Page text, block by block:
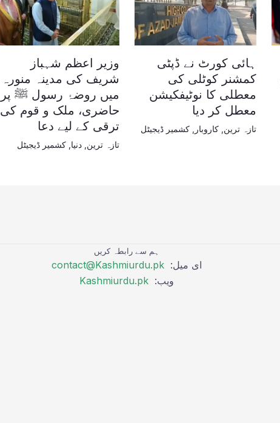
ہائی کورٹ نے ڈپٹی
کمشنر کوٹلی کی
معطلی کا نوٹیفکیشن
معطل کر دیا
تازہ ترین ,کاروبار ,کشمیر ڈیجیٹل
وزیر اعظم شہباز
شریف کی مدینہ منورہ
میں روضۂ رسول ﷺ پر
حاضری، ملک و قوم کی
ترقی کے لیے دعا
تازہ ترین ,دنیا ,کشمیر ڈیجیٹل
ہم سے رابطہ کریں
ای میل: contact@Kashmiurdu.pk
ویب: Kashmiurdu.pk